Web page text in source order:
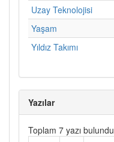
Uzay Teknolojisi
Yaşam
Yıldız Takımı
Yazılar
Toplam 7 yazı bulundu